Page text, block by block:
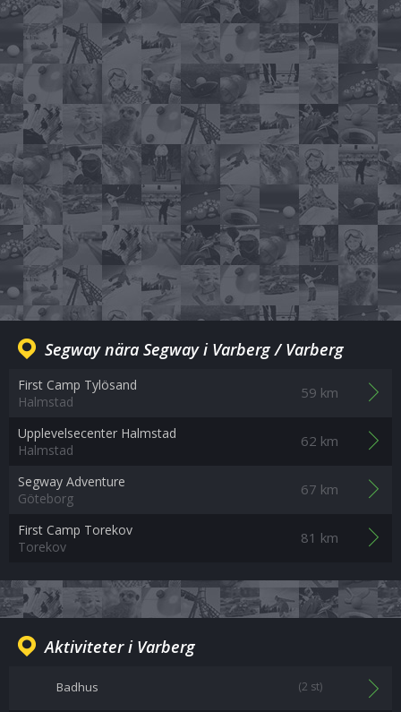
Segway nära Segway i Varberg / Varberg
First Camp Tylösand
Halmstad
59 km
Upplevelsecenter Halmstad
Halmstad
62 km
Segway Adventure
Göteborg
67 km
First Camp Torekov
Torekov
81 km
Aktiviteter i Varberg
Badhus (2 st)